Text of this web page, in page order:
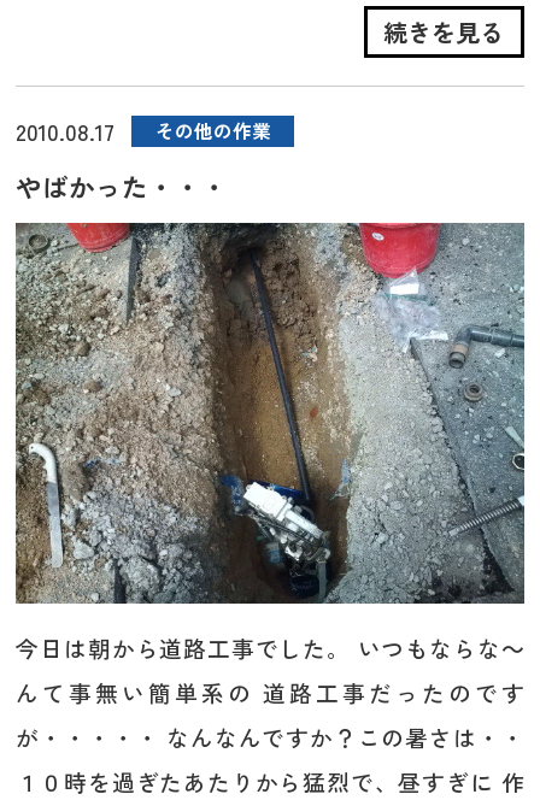
続きを見る
2010.08.17 その他の作業
やばかった・・・
今日は朝から道路工事でした。 いつもならな～
んて事無い簡単系の 道路工事だったのです
が・・・・・ なんなんですか？この暑さは・・
１０時を過ぎたあたりから猛烈で、昼すぎに 作